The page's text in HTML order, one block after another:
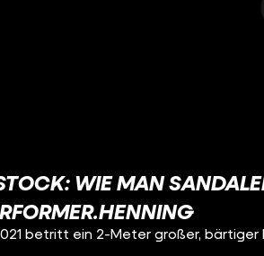
WIE MAN